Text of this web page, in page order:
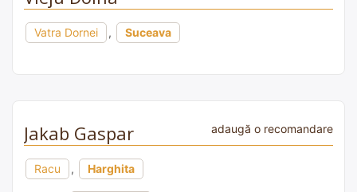
Vatra Dornei , Suceava
Jakab Gaspar adaugă o recomandare
Racu , Harghita